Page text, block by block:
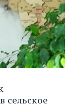
сельское